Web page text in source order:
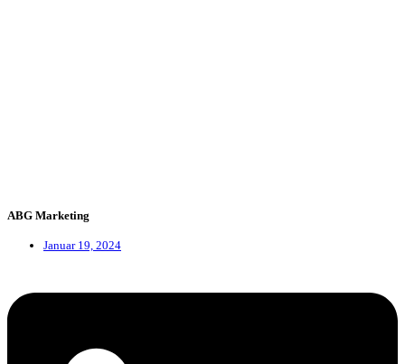
ABG Marketing
Januar 19, 2024